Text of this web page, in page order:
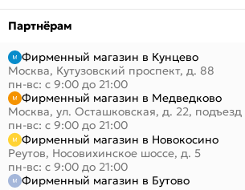
Партнёрам
Фирменный магазин в Кунцево
Москва, Кутузовский проспект, д. 88
пн-вс: с 9:00 до 21:00
Фирменный магазин в Медведково
Москва, ул. Осташковская, д. 22, подъезд
пн-вс: с 9:00 до 21:00
Фирменный магазин в Новокосино
Реутов, Носовихинское шоссе, д. 5
пн-вс: с 9:00 до 21:00
Фирменный магазин в Бутово